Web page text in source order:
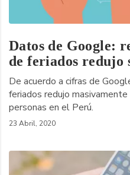
Datos de Google:
de feriados redujo
De acuerdo a cifras de
feriados redujo
personas en el Perú.
23 Abril, 2020